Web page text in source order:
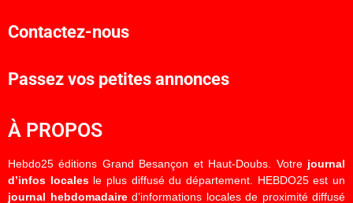
Contactez-nous
Passez vos petites annonces
À PROPOS
Hebdo25 éditions Grand Besançon et Haut-Doubs. Votre journal
d’infos localesle plus diffusé du département. HEBDO25 est un
journal hebdomadaired’informations locales de proximité diffusé